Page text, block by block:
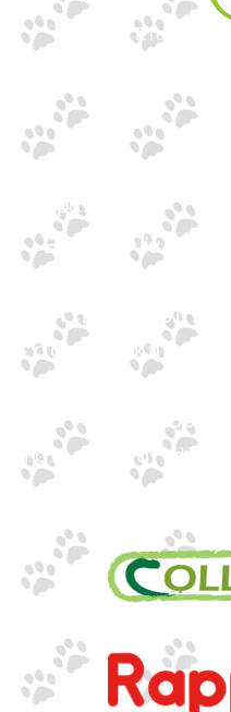
Τράπεζες
Επικοινωνία
Ιωνος Δραγούμη
Θεσσαλονίκη ·
+30